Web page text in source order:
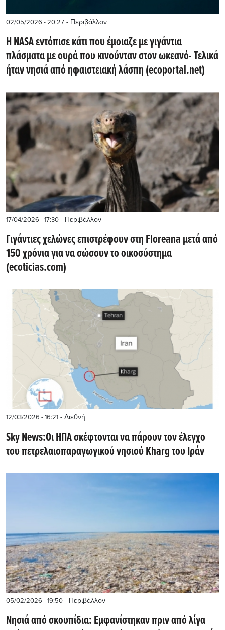
02/05/2026 - 20:27 - Περιβάλλον
Η NASA εντόπισε κάτι που έμοιαζε με γιγάντια
πλάσματα με ουρά που κινούνταν στον ωκεανό- Τελικά
ήταν νησιά από ηφαιστειακή λάσπη (ecoportal.net)
17/04/2026 - 17:30 - Περιβάλλον
Γιγάντιες χελώνες επιστρέφουν στη Floreana μετά από
150 χρόνια για να σώσουν το οικοσύστημα
(ecoticias.com)
12/03/2026 - 16:21 - Διεθνή
Sky News:Οι ΗΠΑ σκέφτονται να πάρουν τον έλεγχο
του πετρελαιοπαραγωγικού νησιού Kharg του Ιράν
05/02/2026 - 19:50 - Περιβάλλον
Νησιά από σκουπίδια: Εμφανίστηκαν πριν από λίγα